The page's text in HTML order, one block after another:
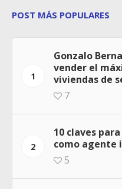
POST MÁS POPULARES
1
Gonzalo
vender el
viviendas de
7
2
10 claves
como agente
5